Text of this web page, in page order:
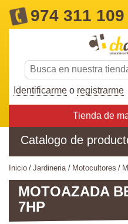
974 311 109
Identificarme o registrarme
Tienda de
Catalogo de
inicio jardineria motocultores
MOTOAZADA
7HP